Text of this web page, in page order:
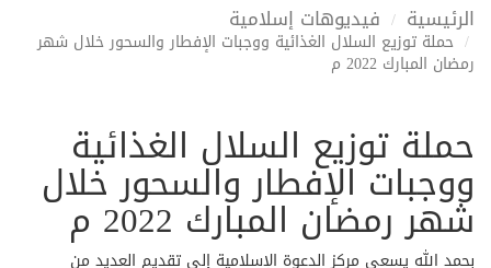
الرئيسية فيديوهات إسلامية
حملة توزيع السلال الغذائية ووجبات الإفطار والسحور خلال شهر
رمضان المبارك 2022 م
حملة توزيع السلال الغذائية
ووجبات الإفطار والسحور خلال
شهر رمضان المبارك 2022 م
بحمد الله يسعى مركز الدعوة الإسلامية إلى تقديم العديد من